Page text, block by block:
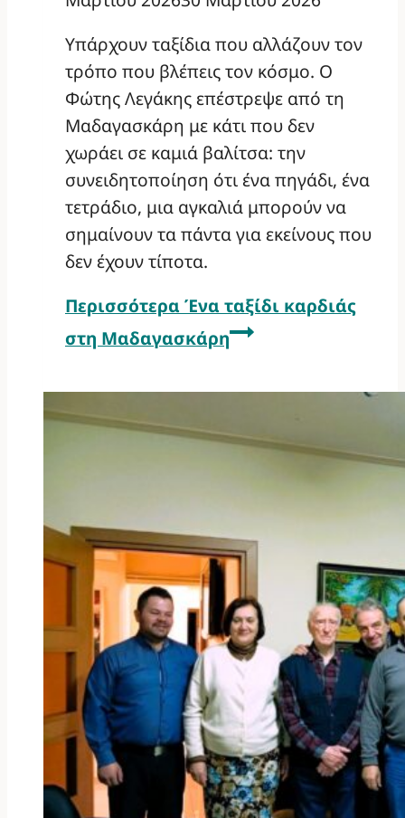
Υπάρχουν ταξίδια που αλλάζουν τον
τρόπο που βλέπεις τον κόσμο. Ο
Φώτης Λεγάκης επέστρεψε από τη
Μαδαγασκάρη με κάτι που δεν
χωράει σε καμιά βαλίτσα: την
συνειδητοποίηση ότι ένα πηγάδι, ένα
τετράδιο, μια αγκαλιά μπορούν να
σημαίνουν τα πάντα για εκείνους που
δεν έχουν τίποτα.
Περισσότερα Ένα ταξίδι καρδιάς
στη Μαδαγασκάρη